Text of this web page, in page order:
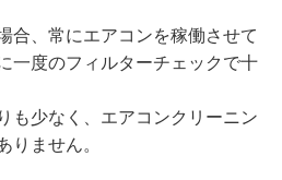
合、常にエアコンを稼働させて
一度のフィルターチェックで十
も少なく、エアコンクリーニン
ません。